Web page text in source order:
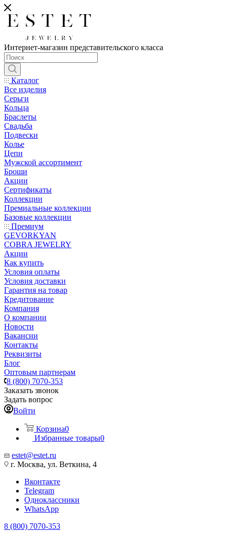
Интернет-магазин представительского класса
Каталог
Все изделия
Серьги
Кольца
Браслеты
Свадьба
Подвески
Колье
Цепи
Мужской ассортимент
Броши
Акции
Сертификаты
Коллекции
Премиальные коллекции
Базовые коллекции
Премиум
GEVORKYAN
COBRA JEWELRY
Акции
Как купить
Условия оплаты
Условия доставки
Гарантия на товар
Кредитование
Компания
О компании
Новости
Вакансии
Контакты
Реквизиты
Блог
Оптовым партнерам
8 (800) 7070-353
Заказать звонок
Задать вопрос
Войти
Корзина0
Избранные товары0
estet@estet.ru
г. Москва, ул. Веткина, 4
Вконтакте
Telegram
Одноклассники
WhatsApp
8 (800) 7070-353